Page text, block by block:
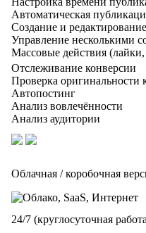
Автоматическая
Создание и
Управление несколькими
Массовые действия
Отслеживание конверсии
Проверка оригинальности
Автопостинг
Анализ вовлечённости
Анализ аудитории
Облачная / коробочная
24/7 (круглосуточная